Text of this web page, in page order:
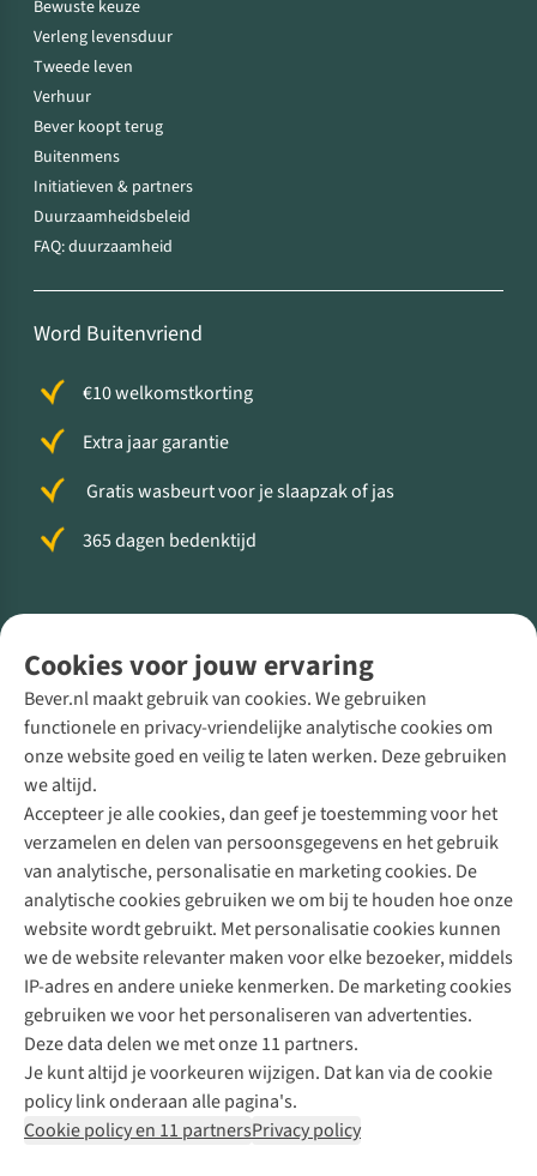
Cookies voor jouw ervaring
Bever.nl maakt gebruik van cookies. We gebruiken
functionele en privacy-vriendelijke analytische cookies om
onze website goed en veilig te laten werken. Deze gebruiken
we altijd.
Accepteer je alle cookies, dan geef je toestemming voor het
verzamelen en delen van persoonsgegevens en het gebruik
van analytische, personalisatie en marketing cookies. De
analytische cookies gebruiken we om bij te houden hoe onze
website wordt gebruikt. Met personalisatie cookies kunnen
we de website relevanter maken voor elke bezoeker, middels
IP-adres en andere unieke kenmerken. De marketing cookies
gebruiken we voor het personaliseren van advertenties.
Deze data delen we met onze 11 partners.
Je kunt altijd je voorkeuren wijzigen. Dat kan via de cookie
policy link onderaan alle pagina's.
Cookie policy en 11 partnersPrivacy policy
Bewuste keuze
Verleng levensduur
Tweede leven
Verhuur
Bever koopt terug
Buitenmens
Initiatieven & partners
Duurzaamheidsbeleid
FAQ: duurzaamheid
Word Buitenvriend
€10 welkomstkorting
Extra jaar garantie
Gratis wasbeurt voor je slaapzak of jas
365 dagen bedenktijd
Direct advies van een Buitenexpert
+31 (0)85 888 50 88
+31 6 12 28 49 80
Contactformulier